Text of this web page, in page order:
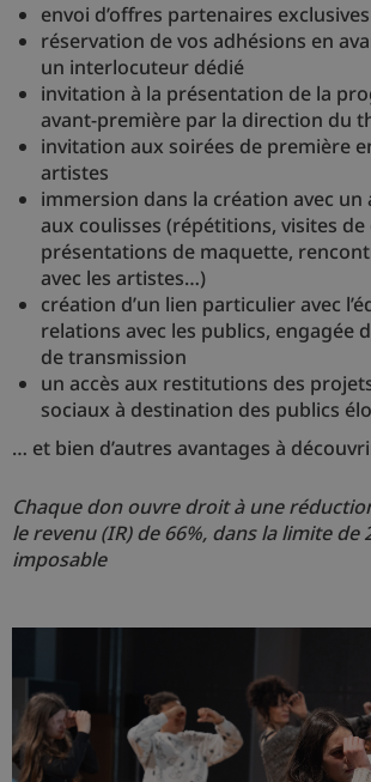
envoi d’offres partenaires exclusives
réservation de vos adhésions en
un interlocuteur dédié
invitation à la présentation de la
avant-première par la direction du
invitation aux soirées de première
artistes
immersion dans la création avec un
aux coulisses (répétitions, visites de
présentations de maquette,
avec les artistes…)
création d’un lien particulier avec
relations avec les publics, engagée
de transmission
un accès aux restitutions des
sociaux à destination des publics
… et bien d’autres avantages à
Chaque don ouvre droit à une
le revenu (IR) de 66%, dans la limite de
imposable